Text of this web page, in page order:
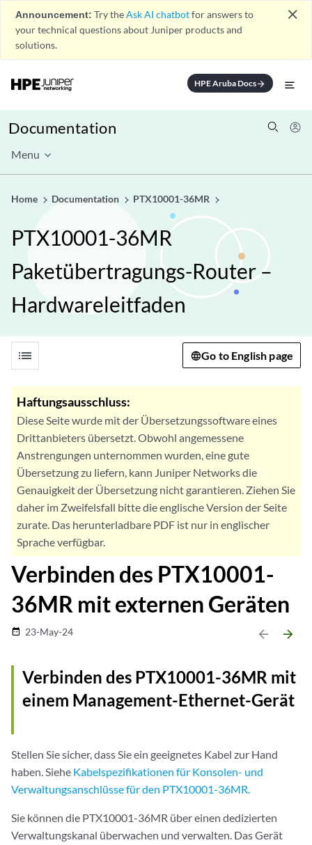
Announcement: Try theAsk AI chatbotfor answers to
your technical questions about Juniper products and
solutions.
close
HPE Aruba Docsarrow_forward
Documentation
Menu
Home Documentation PTX10001-36MR
PTX10001-36MR
Paketübertragungs-Router –
Hardwareleitfaden
list Go to English page
Haftungsausschluss:
Diese Seite wurde mit der Übersetzungssoftware eines
Drittanbieters übersetzt. Obwohl angemessene
Anstrengungen unternommen wurden, eine gute
Übersetzung zu liefern, kann Juniper Networks die
Genauigkeit der Übersetzung nicht garantieren. Ziehen Sie
daher im Zweifelsfall bitte die englische Version der Seite
zurate. Das herunterladbare PDF ist nur in englischer
Sprache verfügbar.
Verbinden des PTX10001-
36MR mit externen Geräten
date_range 23-May-24 arrow_backward arrow_forward
Verbinden des PTX10001-36MR mit
einem Management-Ethernet-Gerät
Stellen Sie sicher, dass Sie ein geeignetes Kabel zur Hand
haben. Siehe Kabelspezifikationen für Konsolen- und
Verwaltungsanschlüsse für den PTX10001-36MR.
Sie können die PTX10001-36MR über einen dedizierten
Verwaltungskanal überwachen und verwalten. Das Gerät